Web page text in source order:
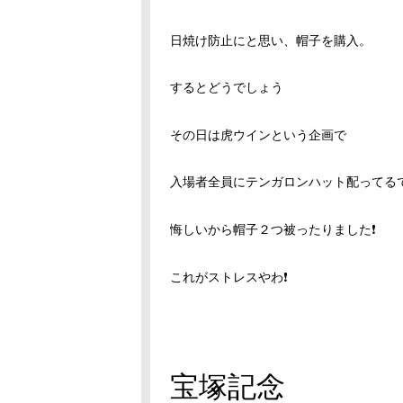
日焼け防止にと思い、帽子を購入。
するとどうでしょう
その日は虎ウインという企画で
入場者全員にテンガロンハット配ってる
悔しいから帽子２つ被ったりました❗
これがストレスやわ❗
宝塚記念